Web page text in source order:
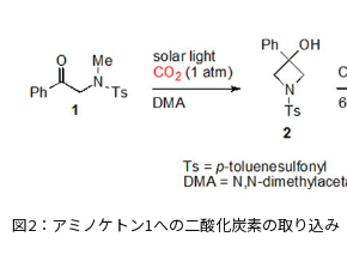
図2：アミノケトン1への二酸化炭素の取り込み